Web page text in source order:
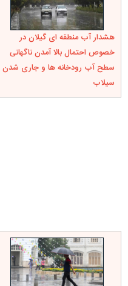
هشدار آب منطقه ای گیلان در
خصوص احتمال بالا آمدن ناگهانی
سطح آب رودخانه ها و جاری شدن
سیلاب